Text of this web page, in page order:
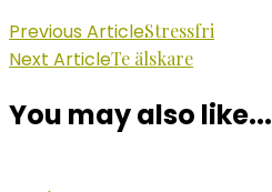
Post
Navigation
Previous ArticleStressfri
Next ArticleTe älskare
You may also like...